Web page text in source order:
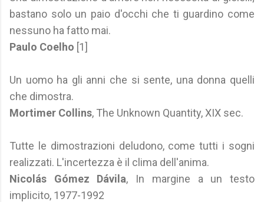
bastano solo un paio d'occhi che ti guardino come
nessuno ha fatto mai.
Paulo Coelho [1]
Un uomo ha gli anni che si sente, una donna quelli
che dimostra.
Mortimer Collins, The Unknown Quantity, XIX sec.
Tutte le dimostrazioni deludono, come tutti i sogni
realizzati. L'incertezza è il clima dell'anima.
Nicolás Gómez Dávila, In margine a un testo
implicito, 1977-1992